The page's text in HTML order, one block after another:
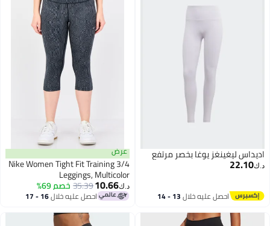
اديداس ليغينغز يوغا بخصر مرتفع
د.ك‏22.10
احصل عليه خلال 13 - 14
عرض
Nike Women Tight Fit Training 3/4
Leggings, Multicolor
د.ك‏10.66
35.39خصم 69%
احصل عليه خلال 16 - 17